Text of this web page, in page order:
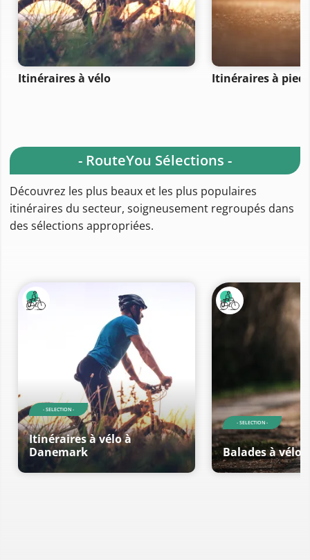
Itinéraires à vélo Itinéraires à pied
- RouteYou Sélections -
Découvrez les plus beaux et les plus populaires
itinéraires du secteur, soigneusement regroupés dans
des sélections appropriées.
- SELECTION -
Itinéraires à vélo à
Danemark
- SELECTION -
Balades à vélo